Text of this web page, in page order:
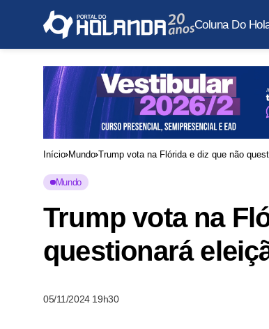
Coluna Do
Início Mundo Trump vota na Flórida e diz que não
Mundo
Trump vota na
questionará
05/11/2024 19h30